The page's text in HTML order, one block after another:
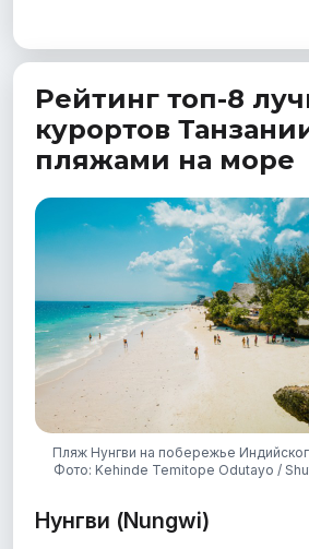
Рейтинг топ-8
курортов
пляжами на море
Пляж Нунгви на побережье
Фото: Kehinde Temitope Odutayo /
Нунгви (Nungwi)